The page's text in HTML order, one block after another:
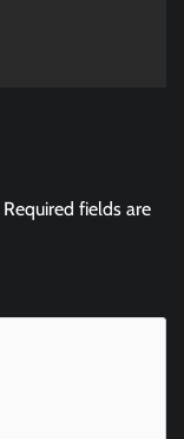
Required fields are